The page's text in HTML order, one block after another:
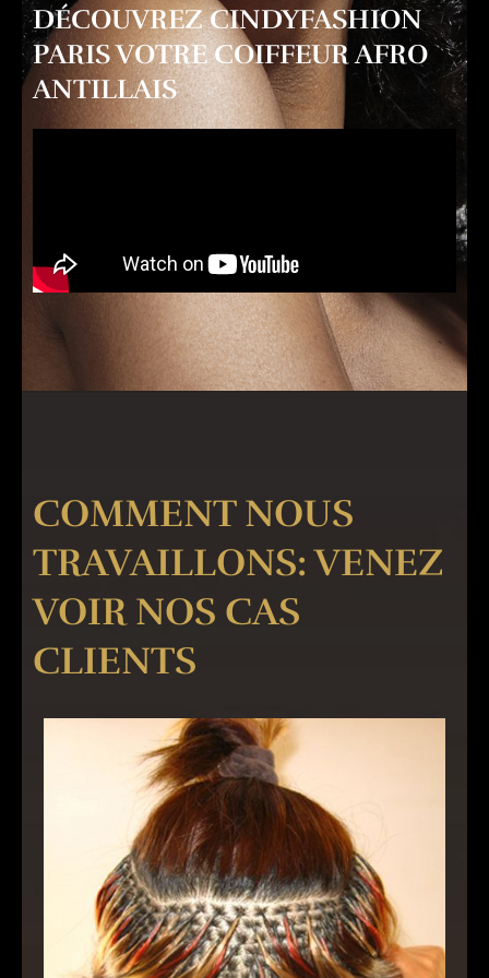
DÉCOUVREZ CINDYFASHION
PARIS VOTRE COIFFEUR AFRO
ANTILLAIS
COMMENT NOUS
TRAVAILLONS: VENEZ
VOIR NOS CAS
CLIENTS